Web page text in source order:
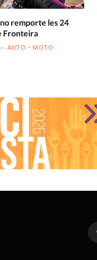
remporte les 24
Fronteira
AUTO - MOTO